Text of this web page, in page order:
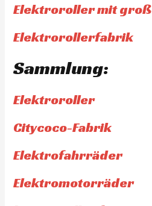
Elektroroller mit
Elektrorollerfabrik
Sammlung:
Elektroroller
Citycoco-Fabrik
Elektrofahrräder
Elektromotorräder